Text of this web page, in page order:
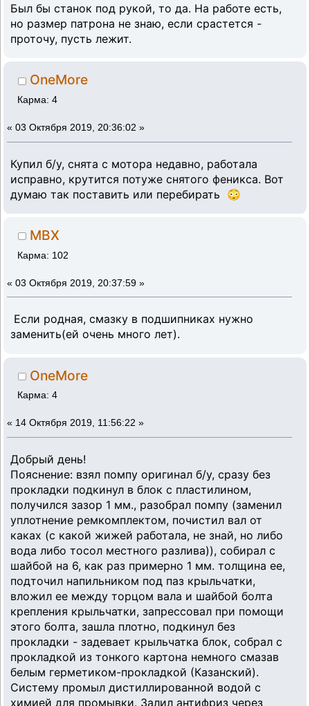
Был бы станок под рукой, то да. На работе есть,
но размер патрона не знаю, если срастется -
проточу, пусть лежит.
OneMore
Карма: 4
« 03 Октября 2019, 20:36:02 »
Купил б/у, снята с мотора недавно, работала
исправно, крутится потуже снятого феникса. Вот
думаю так поставить или перебирать 😳
MBX
Карма: 102
« 03 Октября 2019, 20:37:59 »
Если родная, смазку в подшипниках нужно
заменить(ей очень много лет).
OneMore
Карма: 4
« 14 Октября 2019, 11:56:22 »
Добрый день!
Пояснение: взял помпу оригинал б/у, сразу без
прокладки подкинул в блок с пластилином,
получился зазор 1 мм., разобрал помпу (заменил
уплотнение ремкомплектом, почистил вал от
каках (с какой жижей работала, не знай, но либо
вода либо тосол местного разлива)), собирал с
шайбой на 6, как раз примерно 1 мм. толщина ее,
подточил напильником под паз крыльчатки,
вложил ее между торцом вала и шайбой болта
крепления крыльчатки, запрессовал при помощи
этого болта, зашла плотно, подкинул без
прокладки - задевает крыльчатка блок, собрал с
прокладкой из тонкого картона немного смазав
белым герметиком-прокладкой (Казанский).
Систему промыл дистиллированной водой с
химией для промывки. Залил антифриз через